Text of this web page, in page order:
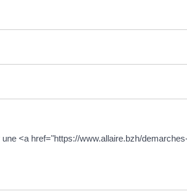
<a href="https://www.allaire.bzh/